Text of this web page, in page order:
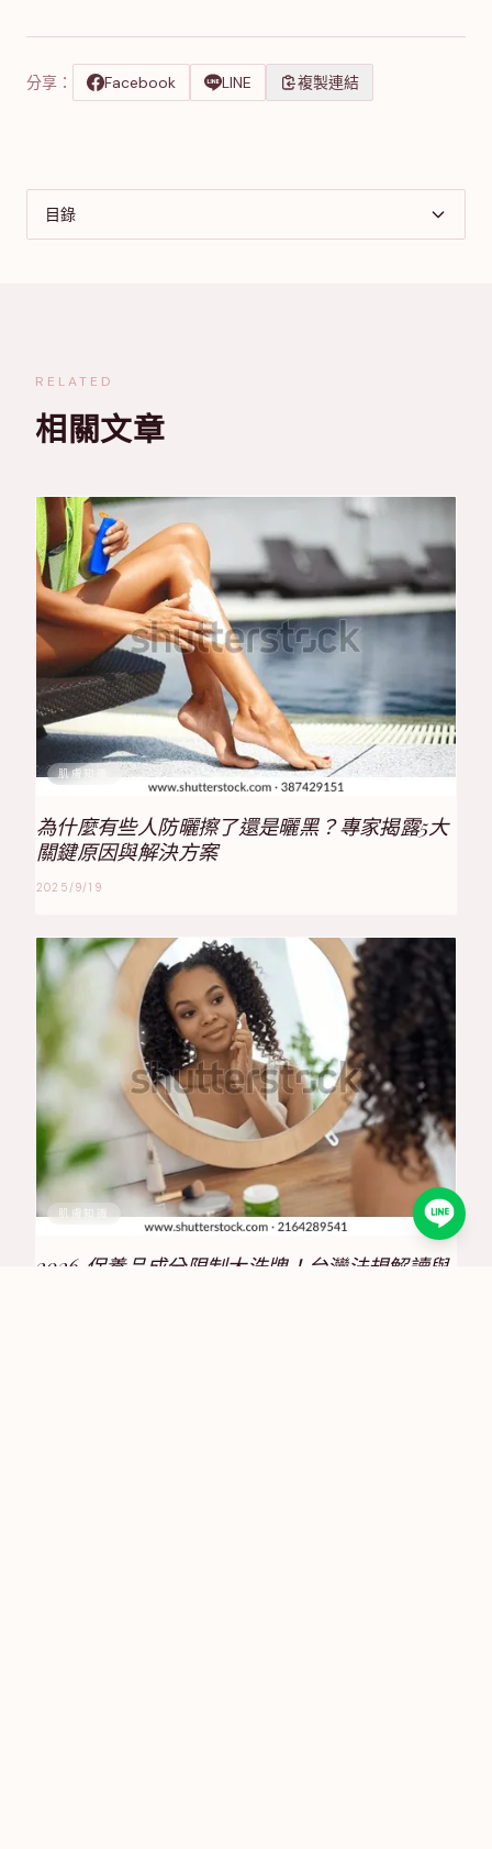
分享： Facebook LINE 複製連結
目錄
RELATED
相關文章
肌膚知識
為什麼有些人防曬擦了還是曬黑？專家揭露5大
關鍵原因與解決方案
2025/9/19
肌膚知識
2026 保養品成分限制大洗牌！台灣法規解讀與